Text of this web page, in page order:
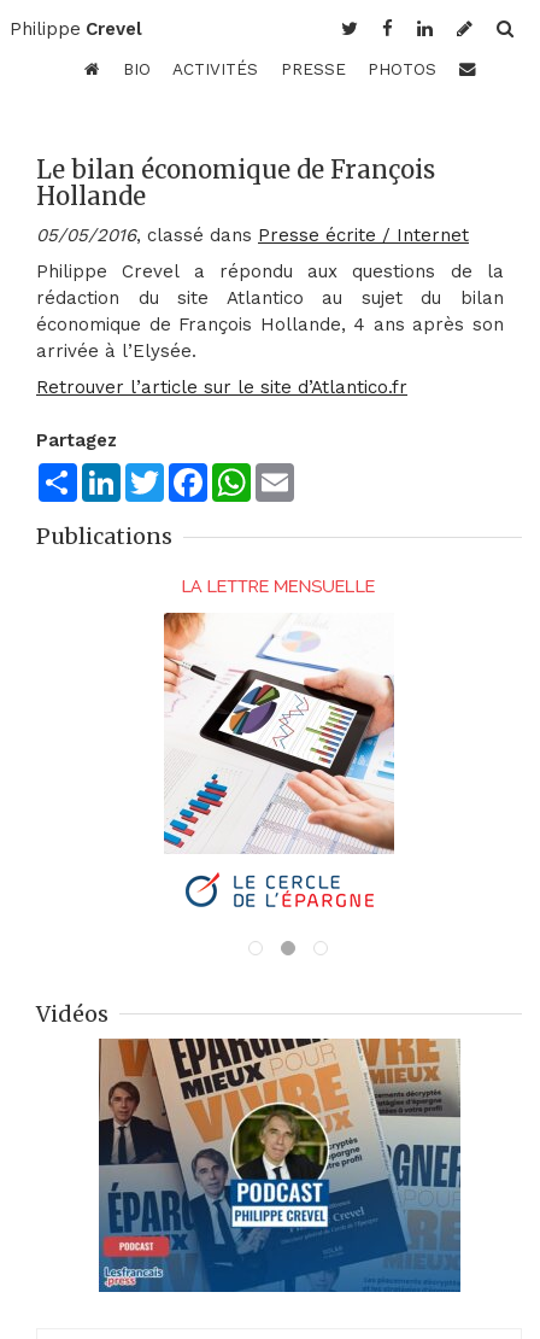
Philippe Crevel
BIO ACTIVITÉS PRESSE PHOTOS
Le bilan économique de François
Hollande
05/05/2016, classé dans Presse écrite / Internet
Philippe Crevel a répondu aux questions de la
rédaction du site Atlantico au sujet du bilan
économique de François Hollande, 4 ans après son
arrivée à l’Elysée.
Retrouver l’article sur le site d’Atlantico.fr
Partagez
ShareLinkedInTwitterFacebookWhatsApp
Publications
Vidéos